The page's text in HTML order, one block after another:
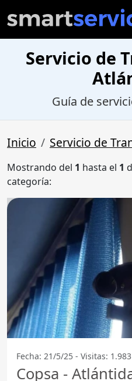
Servicio de
Guía de
Inicio Servicio de
Mostrando del 1 hasta el 1
categoría:
Fecha: 21/5/25 - Visitas: 1.983
Copsa -